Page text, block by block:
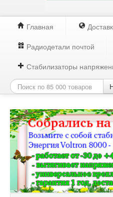
Главная
Радиодетали почтой
Стабилизаторы